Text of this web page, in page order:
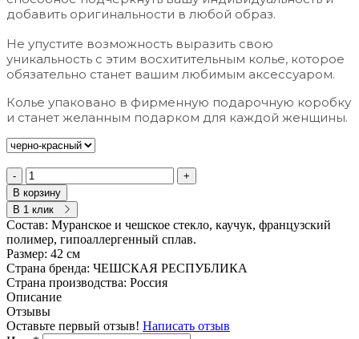
добавить оригинальности в любой образ.
Не упустите возможность выразить свою
уникальность с этим восхитительным колье, которое
обязательно станет вашим любимым аксессуаром.
Колье упаковано в фирменную подарочную коробку
и станет желанным подарком для каждой женщины.
-
+
В корзину
В 1 клик
Состав: Муранское и чешское стекло, каучук, французский
полимер, гипоаллергенный сплав.
Размер: 42 см
Страна бренда: ЧЕШСКАЯ РЕСПУБЛИКА
Страна производства: Россия
Описание
Отзывы
Оставьте первый отзыв! Написать отзыв